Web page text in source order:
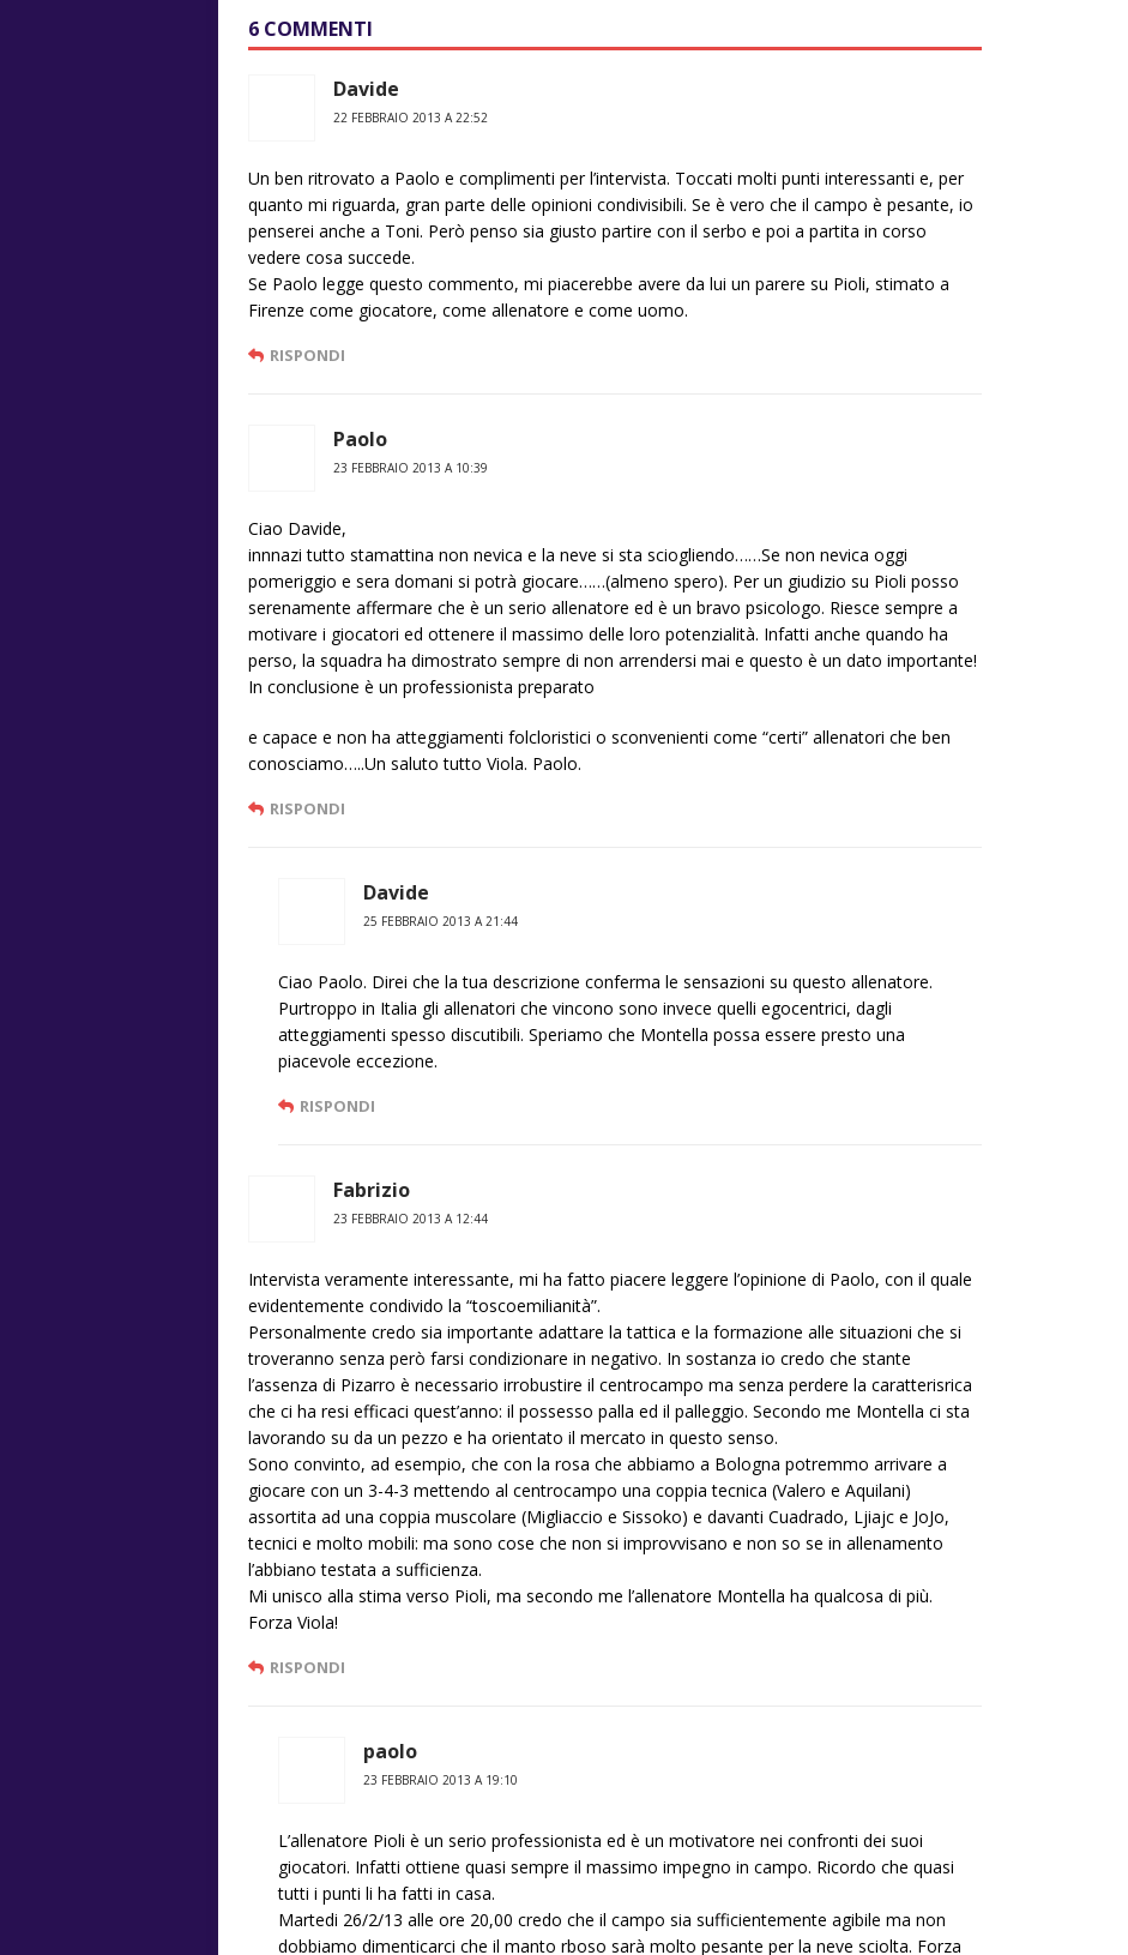
6 COMMENTI
Davide
22 FEBBRAIO 2013 A 22:52
Un ben ritrovato a Paolo e complimenti per l’intervista. Toccati molti punti interessanti e, per
quanto mi riguarda, gran parte delle opinioni condivisibili. Se è vero che il campo è pesante, io
penserei anche a Toni. Però penso sia giusto partire con il serbo e poi a partita in corso
vedere cosa succede.
Se Paolo legge questo commento, mi piacerebbe avere da lui un parere su Pioli, stimato a
Firenze come giocatore, come allenatore e come uomo.
RISPONDI
Paolo
23 FEBBRAIO 2013 A 10:39
Ciao Davide,
innnazi tutto stamattina non nevica e la neve si sta sciogliendo……Se non nevica oggi
pomeriggio e sera domani si potrà giocare……(almeno spero). Per un giudizio su Pioli posso
serenamente affermare che è un serio allenatore ed è un bravo psicologo. Riesce sempre a
motivare i giocatori ed ottenere il massimo delle loro potenzialità. Infatti anche quando ha
perso, la squadra ha dimostrato sempre di non arrendersi mai e questo è un dato importante!
In conclusione è un professionista preparato
e capace e non ha atteggiamenti folcloristici o sconvenienti come “certi” allenatori che ben
conosciamo…..Un saluto tutto Viola. Paolo.
RISPONDI
Davide
25 FEBBRAIO 2013 A 21:44
Ciao Paolo. Direi che la tua descrizione conferma le sensazioni su questo allenatore.
Purtroppo in Italia gli allenatori che vincono sono invece quelli egocentrici, dagli
atteggiamenti spesso discutibili. Speriamo che Montella possa essere presto una
piacevole eccezione.
RISPONDI
Fabrizio
23 FEBBRAIO 2013 A 12:44
Intervista veramente interessante, mi ha fatto piacere leggere l’opinione di Paolo, con il quale
evidentemente condivido la “toscoemilianità”.
Personalmente credo sia importante adattare la tattica e la formazione alle situazioni che si
troveranno senza però farsi condizionare in negativo. In sostanza io credo che stante
l’assenza di Pizarro è necessario irrobustire il centrocampo ma senza perdere la caratterisrica
che ci ha resi efficaci quest’anno: il possesso palla ed il palleggio. Secondo me Montella ci sta
lavorando su da un pezzo e ha orientato il mercato in questo senso.
Sono convinto, ad esempio, che con la rosa che abbiamo a Bologna potremmo arrivare a
giocare con un 3-4-3 mettendo al centrocampo una coppia tecnica (Valero e Aquilani)
assortita ad una coppia muscolare (Migliaccio e Sissoko) e davanti Cuadrado, Ljiajc e JoJo,
tecnici e molto mobili: ma sono cose che non si improvvisano e non so se in allenamento
l’abbiano testata a sufficienza.
Mi unisco alla stima verso Pioli, ma secondo me l’allenatore Montella ha qualcosa di più.
Forza Viola!
RISPONDI
paolo
23 FEBBRAIO 2013 A 19:10
L’allenatore Pioli è un serio professionista ed è un motivatore nei confronti dei suoi
giocatori. Infatti ottiene quasi sempre il massimo impegno in campo. Ricordo che quasi
tutti i punti li ha fatti in casa.
Martedi 26/2/13 alle ore 20,00 credo che il campo sia sufficientemente agibile ma non
dobbiamo dimenticarci che il manto rboso sarà molto pesante per la neve sciolta. Forza